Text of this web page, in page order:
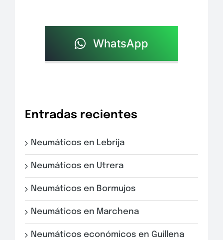
WhatsApp
Entradas recientes
Neumáticos en Lebrija
Neumáticos en Utrera
Neumáticos en Bormujos
Neumáticos en Marchena
Neumáticos económicos en Guillena